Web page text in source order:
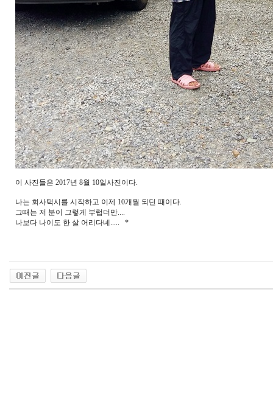
이 사진들은 2017년 8월 10일사진이다.
나는 회사택시를 시작하고 이제 10개월 되던 때이다.
그때는 저 분이 그렇게 부럽더만....
나보다 나이도 한 살 어리다네..... *